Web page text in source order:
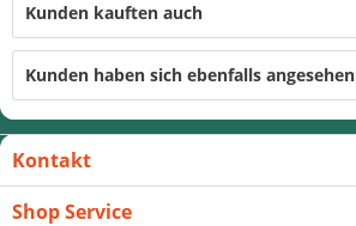
Kunden kauften auch
Kunden haben sich ebenfalls angesehen
Kontakt
Shop Service